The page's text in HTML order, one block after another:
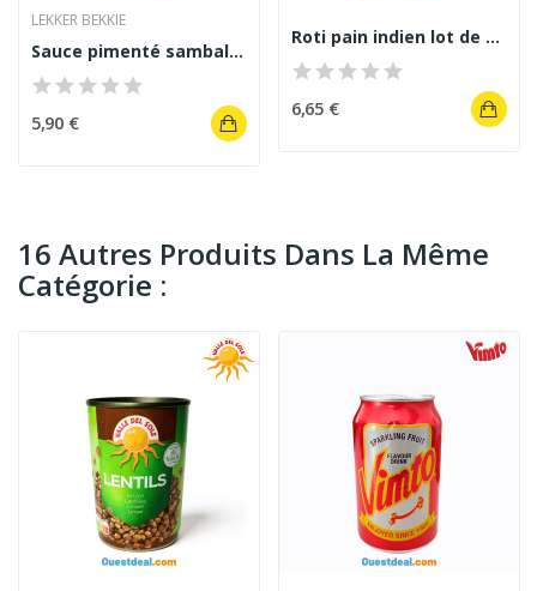
LEKKER BEKKIE
Sauce pimenté sambal tomate rôti
5,90 €
Roti pain indien lot de 3 pcs
6,65 €
16 Autres Produits Dans La Même
Catégorie :